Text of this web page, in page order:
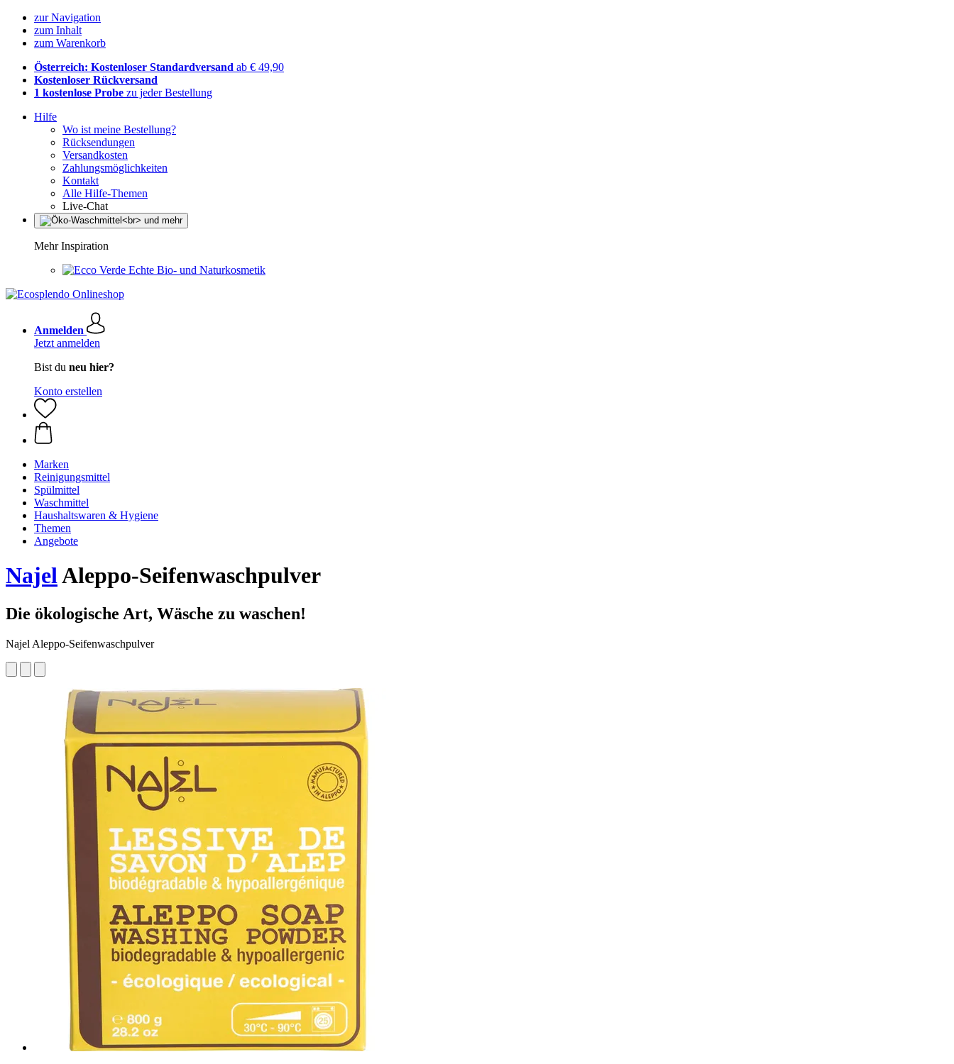
zur Navigation
zum Inhalt
zum Warenkorb
Österreich: Kostenloser Standardversand ab € 49,90
Kostenloser Rückversand
1 kostenlose Probe zu jeder Bestellung
Hilfe
Wo ist meine Bestellung?
Rücksendungen
Versandkosten
Zahlungsmöglichkeiten
Kontakt
Alle Hilfe-Themen
Live-Chat
Mehr Inspiration
Echte Bio- und Naturkosmetik
Anmelden
Jetzt anmelden
Bist du neu hier?
Konto erstellen
Marken
Reinigungsmittel
Spülmittel
Waschmittel
Haushaltswaren & Hygiene
Themen
Angebote
NajelAleppo-Seifenwaschpulver
Die ökologische Art, Wäsche zu waschen!
Najel Aleppo-Seifenwaschpulver